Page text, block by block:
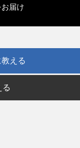
届け
える
る